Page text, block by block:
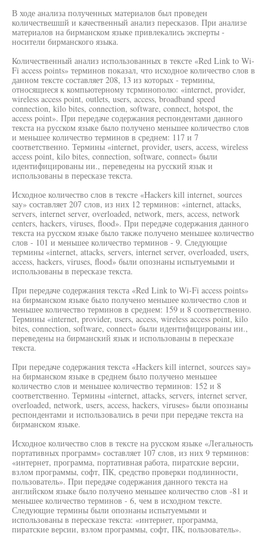
В ходе анализа полученных материалов был проведен
количествешшй и качественный анализ пересказов. При анализе
материалов на бирманском языке привлекались эксперты -
носители бирманского языка.
Количественный анализ использованных в тексте «Red Link to Wi-
Fi access points» терминов показал, что исходное количество слов в
данном тексте составляет 208, 13 из которых - термины,
относящиеся к компьютерному тсрминополю: «internet, provider,
wireless access point, outlets, users, access, broadband speed
connection, kilo bites, connection, software, connect, hotspot, the
access point». При передаче содержания респондентами данного
текста на русском языке было получено меньшее количество слов
и меньшее количество терминов в среднем: 117 и 7
соответственно. Термины «internet, provider, users, access, wireless
access point, kilo bites, connection, software, connect» были
идентифицированы ии., переведены на русский язык и
использованы в пересказе текста.
Исходное количество слов в тексте «Hackers kill internet, sources
say» составляет 207 слов, из них 12 терминов: «internet, attacks,
servers, internet server, overloaded, network, mers, access, network
centers, hackers, viruses, flood». При передаче содержания данного
текста на русском языке было также получено меньшее количество
слов - 101 и меньшее количество терминов - 9. Следующие
термины «internet, attacks, servers, internet server, overloaded, users,
access, hackers, viruses, flood» были опознаны испытуемыми и
использованы в пересказе текста.
При передаче содержания текста «Red Link to Wi-Fi access points»
на бирманском языке было получено меньшее количество слов и
меньшее количество терминов в среднем: 159 и 8 соответственно.
Термины «internet, provider, users, access, wireless access point, kilo
bites, connection, software, connect» были идентифицированы ии.,
переведены на бирманский язык и использованы в пересказе
текста.
При передаче содержания текста «Hackers kill internet, sources say»
на бирманском языке в среднем было получено меньшее
количество слов и меньшее количество терминов: 152 и 8
соответственно. Термины «internet, attacks, servers, internet server,
overloaded, network, users, access, hackers, viruses» были опознаны
респондентами и использовались в речи при передаче текста на
бирманском языке.
Исходное количество слов в тексте на русском языке «Легальность
портативных программ» составляет 107 слов, из них 9 терминов:
«интернет, программа, портативная работа, пиратские версии,
взлом программы, софт, ПК, средство проверки подлинности,
пользователь». При передаче содержания данного текста на
английском языке было получено меньшее количество слов -81 и
меньшее количество терминов - 6, чем в исходном тексте.
Следующие термины были опознаны испытуемыми и
использованы в пересказе текста: «интернет, программа,
пиратские версии, взлом программы, софт, ПК, пользователь».